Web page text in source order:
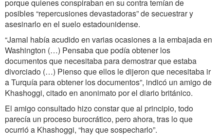
porque quienes conspiraban en su contra temían de
posibles “repercusiones devastadoras” de secuestrar y
asesinarlo en el suelo estadounidense.
“Jamal había acudido en varias ocasiones a la embajada en
Washington (…) Pensaba que podía obtener los
documentos que necesitaba para demostrar que estaba
divorciado (…) Pienso que ellos le dijeron que necesitaba ir
a Turquía para obtener los documentos”, indicó un amigo de
Khashoggi, citado en anonimato por el diario británico.
El amigo consultado hizo constar que al principio, todo
parecía un proceso burocrático, pero ahora, tras lo que
ocurrió a Khashoggi, “hay que sospecharlo”.